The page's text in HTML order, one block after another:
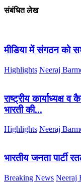
संबंधित लेख
मीडिया में संगठन को
Highlights Neeraj
राष्ट्रीय कार्याध्यक्ष
भारती की...
Highlights Neeraj
भारतीय जनता पार्टी
Breaking News Neeraj